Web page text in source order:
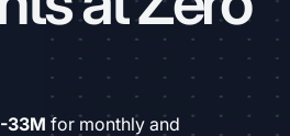
33M for monthly and